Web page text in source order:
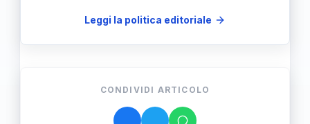
Leggi la politica editoriale
CONDIVIDI ARTICOLO